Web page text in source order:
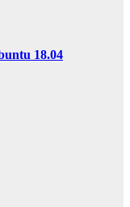
18.04